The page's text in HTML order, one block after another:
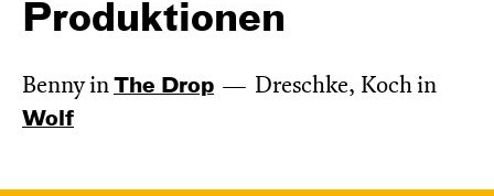
Produktionen
Benny in The Drop Dreschke, Koch in
Wolf